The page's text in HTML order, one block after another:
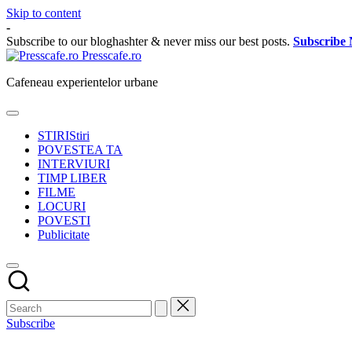
Skip to content
-
Subscribe to our bloghashter & never miss our best posts. Subscribe
Presscafe.ro
Cafeneau experientelor urbane
STIRIStiri
POVESTEA TA
INTERVIURI
TIMP LIBER
FILME
LOCURI
POVESTI
Publicitate
Subscribe